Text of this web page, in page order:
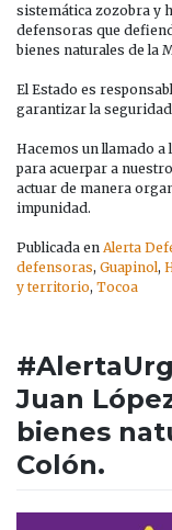
sistemática zozobra y
defensoras que
bienes naturales de la
El Estado es
garantizar la
Hacemos un llamado
para acuerpar a
actuar de manera
impunidad.
Publicada en Alerta
defensoras, Guapinol,
y territorio, Tocoa
Juan
bienes
Colón.